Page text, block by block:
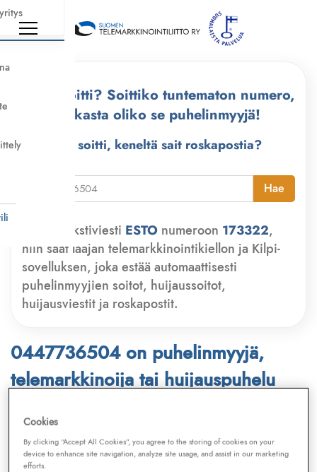
Kuka soitti? Soittiko tuntematon numero,
tarkasta oliko se puhelinmyyjä!
Kuka soitti, keneltä sait roskapostia?
Hae
Lähetä tekstiviesti ESTO numeroon 173322,
niin saat laajan telemarkkinointikiellon ja Kilpi-
sovelluksen, joka estää automaattisesti
puhelinmyyjien soitot, huijaussoitot,
huijausviestit ja roskapostit.
0447736504 on puhelinmyyjä,
telemarkkinoija tai huijauspuhelu
Puhelinnumero
Telemarkkinointiliiton jaKilpi-sovelluksen
tietokannasta, joka kattaa satoja tuhansia
Cookies
By clicking “Accept All Cookies”, you agree to the storing of cookies on your
device to enhance site navigation, analyze site usage, and assist in our marketing
efforts.